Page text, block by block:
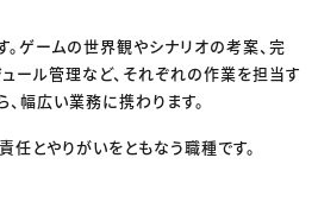
ゲームの世界観やシナリオの考案、完
ール管理など、それぞれの作業を担当す
、幅広い業務に携わります。
任とやりがいをともなう職種です。